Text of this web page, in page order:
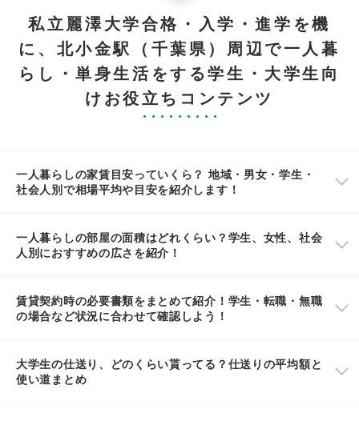
私立麗澤大学合格・入学・進学を機
に、北小金駅（千葉県）周辺で一人暮
らし・単身生活をする学生・大学生向
けお役立ちコンテンツ
一人暮らしの家賃目安っていくら？ 地域・男女・学生・
社会人別で相場平均や目安を紹介します！
一人暮らしの部屋の面積はどれくらい？学生、女性、社会
人別におすすめの広さを紹介！
賃貸契約時の必要書類をまとめて紹介！学生・転職・無職
の場合など状況に合わせて確認しよう！
大学生の仕送り、どのくらい貰ってる？仕送りの平均額と
使い道まとめ